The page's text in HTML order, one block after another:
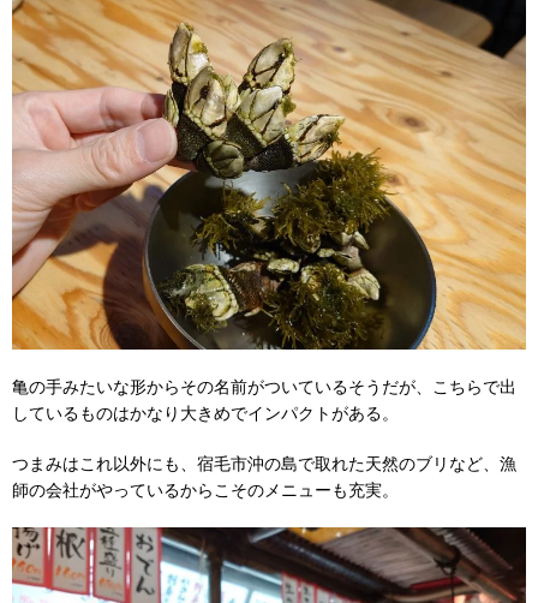
亀の手みたいな形からその名前がついているそうだが、こちらで出
しているものはかなり大きめでインパクトがある。
つまみはこれ以外にも、宿毛市沖の島で取れた天然のブリなど、漁
師の会社がやっているからこそのメニューも充実。